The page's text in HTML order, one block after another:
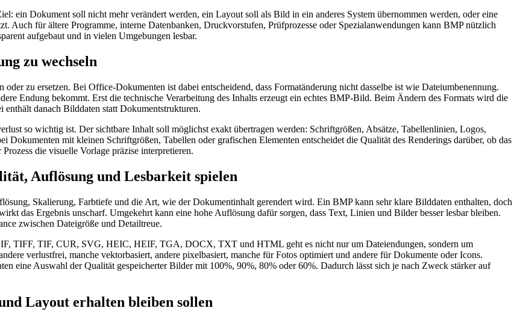
ein Dokument soll nicht mehr verändert werden, ein Layout soll als Bild in ein anderes System übernommen werden, oder eine
Auch für ältere Programme, interne Datenbanken, Druckvorstufen, Prüfprozesse oder Spezialanwendungen kann BMP nützlich
aufgebaut und in vielen Umgebungen lesbar.
zu wechseln
zu ersetzen. Bei Office-Dokumenten ist dabei entscheidend, dass Formatänderung nicht dasselbe ist wie Dateiumbenennung.
Endung bekommt. Erst die technische Verarbeitung des Inhalts erzeugt ein echtes BMP-Bild. Beim Ändern des Formats wird die
danach Bilddaten statt Dokumentstrukturen.
so wichtig ist. Der sichtbare Inhalt soll möglichst exakt übertragen werden: Schriftgrößen, Absätze, Tabellenlinien, Logos,
Dokumenten mit kleinen Schriftgrößen, Tabellen oder grafischen Elementen entscheidet die Qualität des Renderings darüber, ob das
die visuelle Vorlage präzise interpretieren.
Auflösung und Lesbarkeit spielen
Skalierung, Farbtiefe und die Art, wie der Dokumentinhalt gerendert wird. Ein BMP kann sehr klare Bilddaten enthalten, doch
das Ergebnis unscharf. Umgekehrt kann eine hohe Auflösung dafür sorgen, dass Text, Linien und Bilder besser lesbar bleiben.
zwischen Dateigröße und Detailtreue.
TIFF, TIF, CUR, SVG, HEIC, HEIF, TGA, DOCX, TXT und HTML geht es nicht nur um Dateiendungen, sondern um
verlustfrei, manche vektorbasiert, andere pixelbasiert, manche für Fotos optimiert und andere für Dokumente oder Icons.
eine Auswahl der Qualität gespeicherter Bilder mit 100%, 90%, 80% oder 60%. Dadurch lässt sich je nach Zweck stärker auf
Layout erhalten bleiben sollen